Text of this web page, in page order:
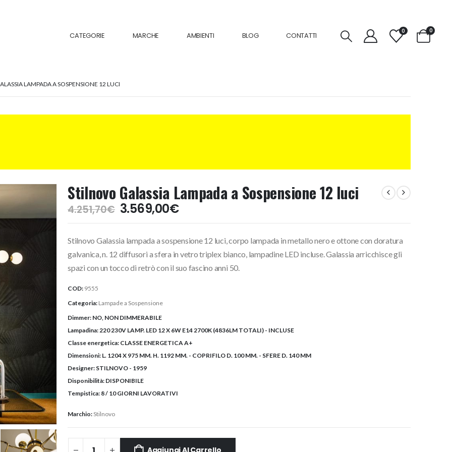
CATEGORIE MARCHE AMBIENTI BLOG CONTATTI
0 0
LAMPADA A SOSPENSIONE 12 LUCI
Stilnovo Galassia Lampada a Sospensione 12 luci
4.251,70€ Il
prezzo
era:
4.251,70€.
3.569,00€Il
prezzo
è:
3.569,00€.
Stilnovo Galassia lampada a sospensione 12 luci, corpo lampada in metallo nero e ottone con doratura
galvanica, n. 12 diffusori a sfera in vetro triplex bianco, lampadine LED incluse. Galassia arricchisce gli
spazi con un tocco di retrò con il suo fascino anni 50.
COD: 9555
Categoria: Lampade a Sospensione
Dimmer: NO, NON DIMMERABILE
Lampadina: 220 230V LAMP. LED 12 X 6W E14 2700K (4836LM TOTALI) - INCLUSE
Classe energetica: CLASSE ENERGETICA A+
Dimensioni: L. 1204 X 975 MM. H. 1192 MM. - COPRIFILO D. 100 MM. - SFERE D. 140 MM
Designer: STILNOVO - 1959
Disponibilità: DISPONIBILE
Tempistica: 8 / 10 GIORNI LAVORATIVI
Marchio:Stilnovo